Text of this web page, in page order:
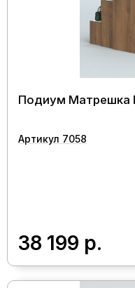
Подиум Матрешка
Артикул 7058
38 199 р.